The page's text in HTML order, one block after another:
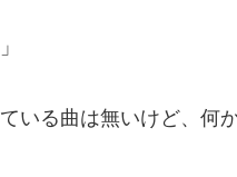
いる曲は無いけど、何